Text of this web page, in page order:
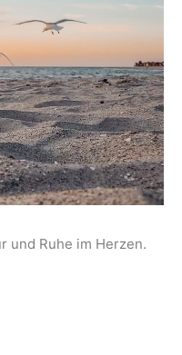
und Ruhe im Herzen.